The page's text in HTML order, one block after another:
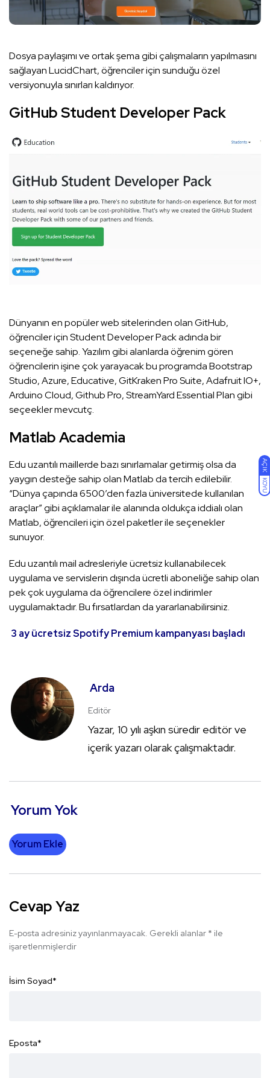
AÇIK
KOYU
Dosya paylaşımı ve ortak şema gibi çalışmaların yapılmasını
sağlayan LucidChart, öğrenciler için sunduğu özel
versiyonuyla sınırları kaldırıyor.
GitHub Student Developer Pack
Dünyanın en popüler web sitelerinden olan GitHub,
öğrenciler için Student Developer Pack adında bir
seçeneğe sahip. Yazılım gibi alanlarda öğrenim gören
öğrencilerin işine çok yarayacak bu programda Bootstrap
Studio, Azure, Educative, GitKraken Pro Suite, Adafruit IO+,
Arduino Cloud, Github Pro, StreamYard Essential Plan gibi
seçeekler mevcutç.
Matlab Academia
Edu uzantılı maillerde bazı sınırlamalar getirmiş olsa da
yaygın desteğe sahip olan Matlab da tercih edilebilir.
“Dünya çapında 6500’den fazla üniversitede kullanılan
araçlar” gibi açıklamalar ile alanında oldukça iddialı olan
Matlab, öğrencileri için özel paketler ile seçenekler
sunuyor.
Edu uzantılı mail adresleriyle ücretsiz kullanabilecek
uygulama ve servislerin dışında ücretli aboneliğe sahip olan
pek çok uygulama da öğrencilere özel indirimler
uygulamaktadır. Bu fırsatlardan da yararlanabilirsiniz.
3 ay ücretsiz Spotify Premium kampanyası başladı
Arda
Editör
Yazar, 10 yılı aşkın süredir editör ve
içerik yazarı olarak çalışmaktadır.
Yorum Yok
Yorum Ekle
Cevap Yaz
E-posta adresiniz yayınlanmayacak. Gerekli alanlar * ile
işaretlenmişlerdir
İsim Soyad*
Eposta*